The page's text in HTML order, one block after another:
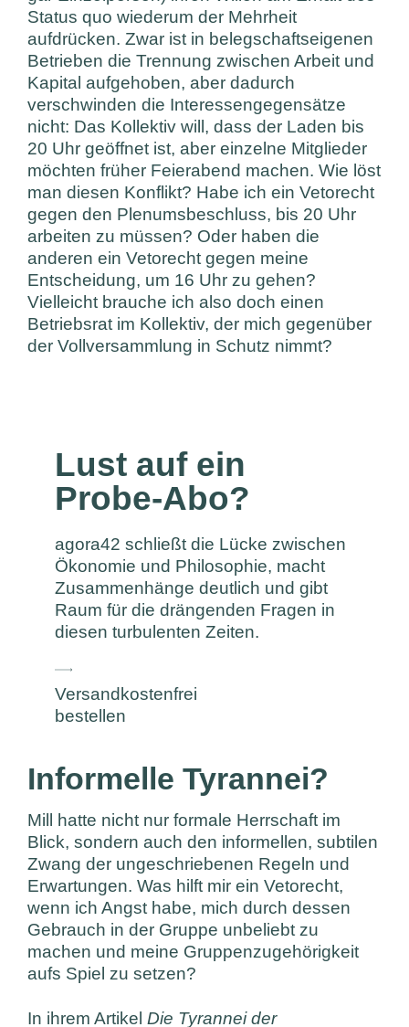
Status quo wiederum der Mehrheit
aufdrücken. Zwar ist in belegschaftseigenen
Betrieben die Trennung zwischen Arbeit und
Kapital aufgehoben, aber dadurch
verschwinden die Interessengegensätze
nicht: Das Kollektiv will, dass der Laden bis
20 Uhr geöffnet ist, aber einzelne Mitglieder
möchten früher Feierabend machen. Wie löst
man diesen Konflikt? Habe ich ein Vetorecht
gegen den Plenumsbeschluss, bis 20 Uhr
arbeiten zu müssen? Oder haben die
anderen ein Vetorecht gegen meine
Entscheidung, um 16 Uhr zu gehen?
Vielleicht brauche ich also doch einen
Betriebsrat im Kollektiv, der mich gegenüber
der Vollversammlung in Schutz nimmt?
Lust auf ein
Probe-Abo?
agora42 schließt die Lücke zwischen
Ökonomie und Philosophie, macht
Zusammenhänge deutlich und gibt
Raum für die drängenden Fragen in
diesen turbulenten Zeiten.
Versandkostenfrei
bestellen
Informelle Tyrannei?
Mill hatte nicht nur formale Herrschaft im
Blick, sondern auch den informellen, subtilen
Zwang der ungeschriebenen Regeln und
Erwartungen. Was hilft mir ein Vetorecht,
wenn ich Angst habe, mich durch dessen
Gebrauch in der Gruppe unbeliebt zu
machen und meine Gruppenzugehörigkeit
aufs Spiel zu setzen?
In ihrem Artikel Die Tyrannei der